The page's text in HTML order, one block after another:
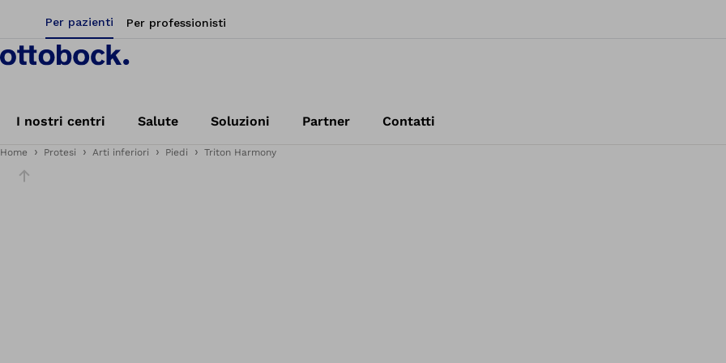
Per pazienti Per professionisti
I nostri centri Salute Soluzioni Partner Contatti
Home Protesi Arti inferiori Piedi Triton Harmony
Cursore